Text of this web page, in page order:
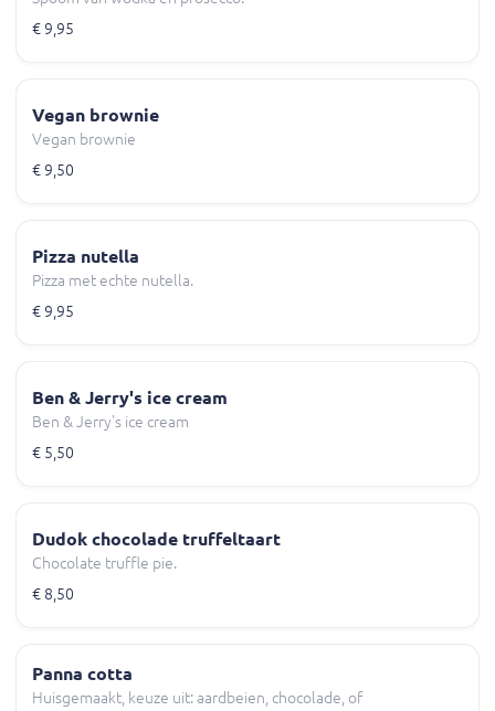
€ 9,95
Vegan brownie
Vegan brownie
€ 9,50
Pizza nutella
Pizza met echte nutella.
€ 9,95
Ben & Jerry's ice cream
Ben & Jerry's ice cream
€ 5,50
Dudok chocolade truffeltaart
Chocolate truffle pie.
€ 8,50
Panna cotta
Huisgemaakt, keuze uit: aardbeien, chocolade, of